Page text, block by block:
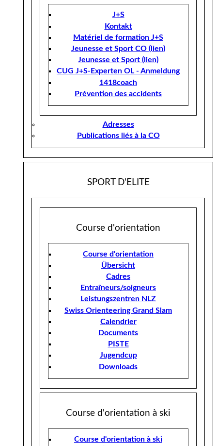
J+S
Kontakt
Matériel de formation J+S
Jeunesse et Sport CO (lien)
Jeunesse et Sport (lien)
CUG J+S-Experten OL - Anmeldung
1418coach
Prévention des accidents
Adresses
Publications liés à la CO
SPORT D'ELITE
Course d'orientation
Course d'orientation
Übersicht
Cadres
Entraîneurs/soigneurs
Leistungszentren NLZ
Swiss Orienteering Grand Slam
Calendrier
Documents
PISTE
Jugendcup
Downloads
Course d'orientation à ski
Course d'orientation à ski